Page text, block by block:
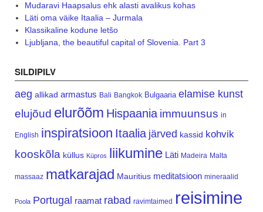
Mudaravi Haapsalus ehk alasti avalikus kohas
Läti oma väike Itaalia – Jurmala
Klassikaline kodune letšo
Ljubljana, the beautiful capital of Slovenia. Part 3
SILDIPILV
aeg allikad armastus Bali Bangkok Bulgaaria elamise kunst
elujõud elurõõm Hispaania immuunsus in
English inspiratsioon Itaalia järved kassid kohvik
kooskõla küllus Küpros liikumine Läti Madeira Malta
massaaz matkarajad Mauritius meditatsioon mineraalid
Poola Portugal raamat rabad ravimtaimed reisimine